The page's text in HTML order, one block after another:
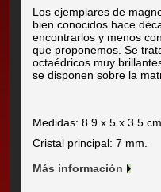
Los ejemplares de
bien conocidos hace
encontrarlos y menos
que proponemos. Se
octaédricos muy
se disponen sobre la
Medidas: 8.9 x 5 x 3.5
Cristal principal: 7 mm.
Más información